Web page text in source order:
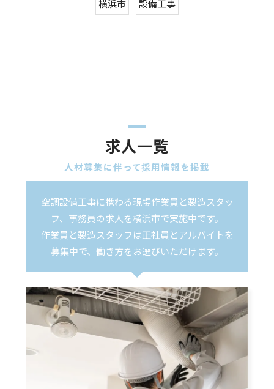
横浜市 設備工事
人材募集に伴って採用情報を掲載
求人一覧
空調設備工事に携わる現場作業員と製造スタッ
フ、事務員の求人を横浜市で実施中です。
作業員と製造スタッフは正社員とアルバイトを
募集中で、働き方をお選びいただけます。